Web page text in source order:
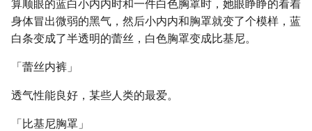
算顺眼的蓝白小内内时和一件白色胸罩时，她眼睁睁的看着
身体冒出微弱的黑气，然后小内内和胸罩就变了个模样，蓝
白条变成了半透明的蕾丝，白色胸罩变成比基尼。
「蕾丝内裤」
透气性能良好，某些人类的最爱。
「比基尼胸罩」